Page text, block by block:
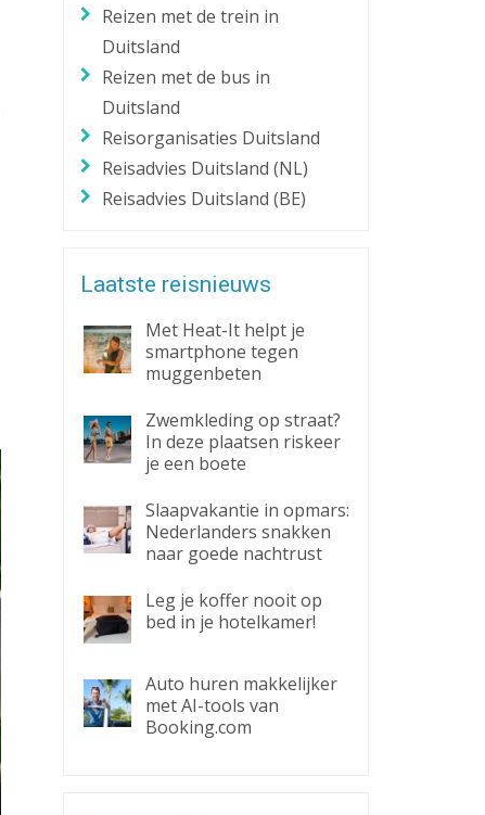
Reizen met de trein in
Duitsland
Reizen met de bus in
Duitsland
Reisorganisaties Duitsland
Reisadvies Duitsland (NL)
Reisadvies Duitsland (BE)
Laatste reisnieuws
Met Heat-It helpt je
smartphone tegen
muggenbeten
Zwemkleding op straat?
In deze plaatsen riskeer
je een boete
Slaapvakantie in opmars:
Nederlanders snakken
naar goede nachtrust
Leg je koffer nooit op
bed in je hotelkamer!
Auto huren makkelijker
met AI-tools van
Booking.com